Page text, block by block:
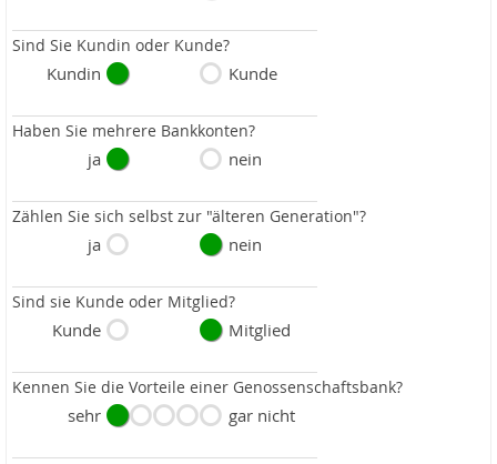
Sind Sie Kundin oder Kunde?
Kundin Kunde
Haben Sie mehrere Bankkonten?
ja nein
Zählen Sie sich selbst zur "älteren Generation"?
ja nein
Sind sie Kunde oder Mitglied?
Kunde Mitglied
Kennen Sie die Vorteile einer Genossenschaftsbank?
sehr gar nicht